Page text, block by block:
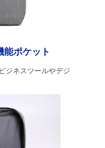
能ポケット
ジネスツールやデジ